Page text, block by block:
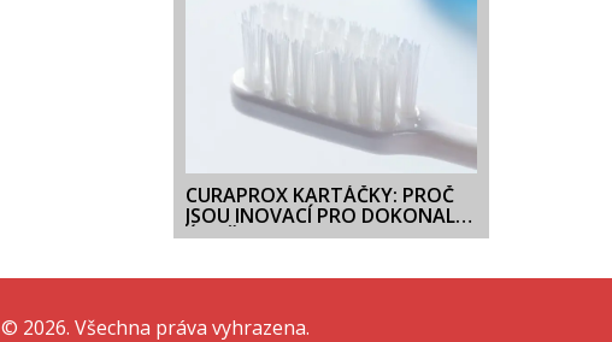
CURAPROX KARTÁČKY: PROČ
JSOU INOVACÍ PRO DOKONALÝ
ÚSMĚV A JAK VYBRAT TEN
© 2026. Všechna práva vyhrazena.